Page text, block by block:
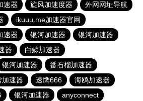
速器 旋风加速度器
外网网址导航
ikuuu.me加速器官网
速器 银河加速器
银河加速器
器
白鲸加速器
银河加速器
番石榴加速器
加速器 速鹰666
海鸥加速器
银河加速器 anyconnect